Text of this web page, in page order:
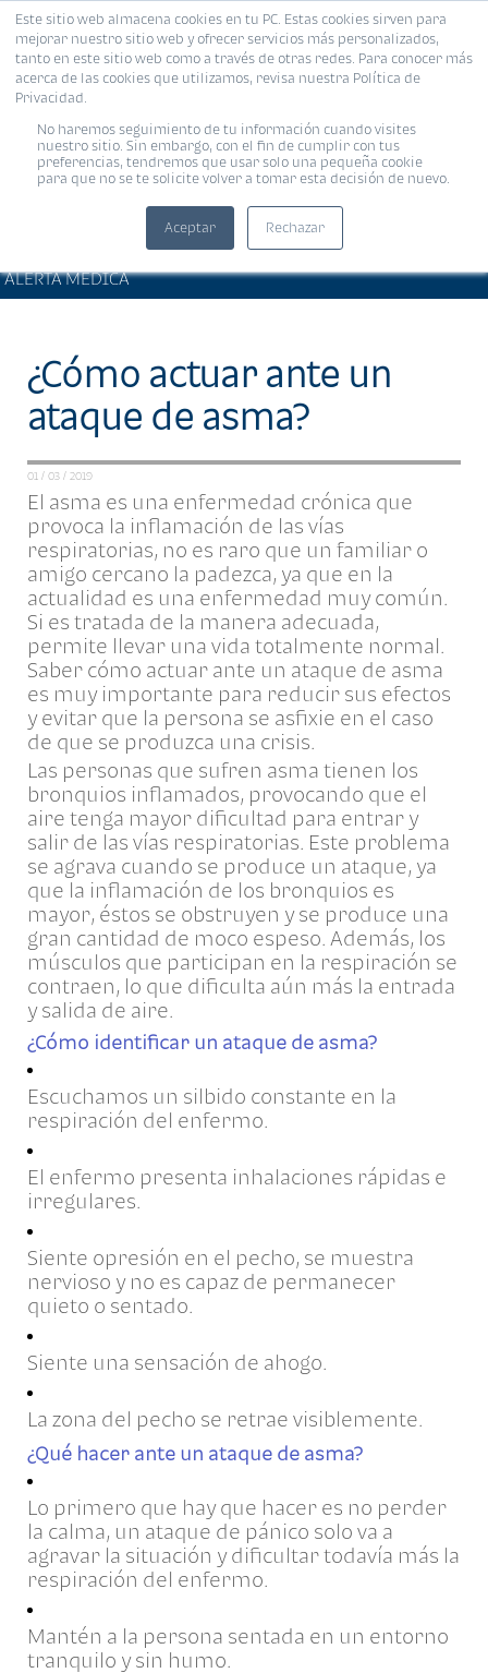
Este sitio web almacena cookies en tu PC. Estas cookies sirven para
mejorar nuestro sitio web y ofrecer servicios más personalizados,
tanto en este sitio web como a través de otras redes. Para conocer más
acerca de las cookies que utilizamos, revisa nuestra Política de
Privacidad.
No haremos seguimiento de tu información cuando visites
nuestro sitio. Sin embargo, con el fin de cumplir con tus
preferencias, tendremos que usar solo una pequeña cookie
para que no se te solicite volver a tomar esta decisión de nuevo.
Aceptar Rechazar
MENÚ
ALERTA MÉDICA
¿Cómo actuar ante un
ataque de asma?
01 / 03 / 2019
El asma es una enfermedad crónica que
provoca la inflamación de las vías
respiratorias, no es raro que un familiar o
amigo cercano la padezca, ya que en la
actualidad es una enfermedad muy común.
Si es tratada de la manera adecuada,
permite llevar una vida totalmente normal.
Saber cómo actuar ante un ataque de asma
es muy importante para reducir sus efectos
y evitar que la persona se asfixie en el caso
de que se produzca una crisis.
Las personas que sufren asma tienen los
bronquios inflamados, provocando que el
aire tenga mayor dificultad para entrar y
salir de las vías respiratorias. Este problema
se agrava cuando se produce un ataque, ya
que la inflamación de los bronquios es
mayor, éstos se obstruyen y se produce una
gran cantidad de moco espeso. Además, los
músculos que participan en la respiración se
contraen, lo que dificulta aún más la entrada
y salida de aire.
¿Cómo identificar un ataque de asma?
Escuchamos un silbido constante en la
respiración del enfermo.
El enfermo presenta inhalaciones rápidas e
irregulares.
Siente opresión en el pecho, se muestra
nervioso y no es capaz de permanecer
quieto o sentado.
Siente una sensación de ahogo.
La zona del pecho se retrae visiblemente.
¿Qué hacer ante un ataque de asma?
Lo primero que hay que hacer es no perder
la calma, un ataque de pánico solo va a
agravar la situación y dificultar todavía más la
respiración del enfermo.
Mantén a la persona sentada en un entorno
tranquilo y sin humo.